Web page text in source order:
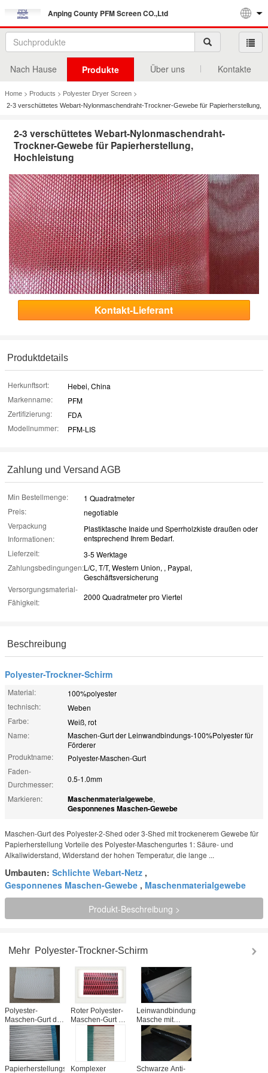
Anping County PFM Screen CO.,Ltd
Nach Hause Produkte Über uns Kontakte
Home > Products > Polyester Dryer Screen >
2-3 verschüttetes Webart-Nylonmaschendraht-Trockner-Gewebe für Papierherstellung,
2-3 verschüttetes Webart-Nylonmaschendraht-
Trockner-Gewebe für Papierherstellung,
Hochleistung
Kontakt-Lieferant
Produktdetails
Herkunftsort:
Hebei, China
Markenname:
PFM
Zertifizierung:
FDA
Modellnummer:
PFM-LIS
Zahlung und Versand AGB
Min Bestellmenge:
1 Quadratmeter
Preis:
negotiable
Verpackung
Informationen:
Plastiktasche Inaide und Sperrholzkiste draußen oder
entsprechend Ihrem Bedarf.
Lieferzeit:
3-5 Werktage
Zahlungsbedingungen:L/C, T/T, Western Union, , Paypal,
Geschäftsversicherung
Versorgungsmaterial-
Fähigkeit:
2000 Quadratmeter pro Viertel
Beschreibung
Polyester-Trockner-Schirm
Material:
100%polyester
technisch:
Weben
Farbe:
Weiß, rot
Name:
Maschen-Gurt der Leinwandbindungs-100%Polyester für
Förderer
Produktname:
Polyester-Maschen-Gurt
Faden-
Durchmesser:
0.5-1.0mm
Markieren:
Maschenmaterialgewebe,
Gesponnenes Maschen-Gewebe
Maschen-Gurt des Polyester-2-Shed oder 3-Shed mit trockenerem Gewebe für
Papierherstellung Vorteile des Polyester-Maschengurtes 1: Säure- und
Alkaliwiderstand, Widerstand der hohen Temperatur, die lange ...
Umbauten: Schlichte Webart-Netz ,
Gesponnenes Maschen-Gewebe , Maschenmaterialgewebe
Produkt-Beschreibung >
Mehr Polyester-Trockner-Schirm
Polyester-
Maschen-Gurt der
hohen Temperatur
beständiger mit
dem Weiß
verwendet für
Abwasser
Roter Polyester-
Maschen-Gurt mit
gewundenem
Förderer für die
Nahrungsmitteltrockner-/-
schlamm-
Entwässerung
Leinwandbindungs-
Masche mit
gewundenem
Förderer-Trockner
Papierherstellungs- Komplexer Schwarze Anti-